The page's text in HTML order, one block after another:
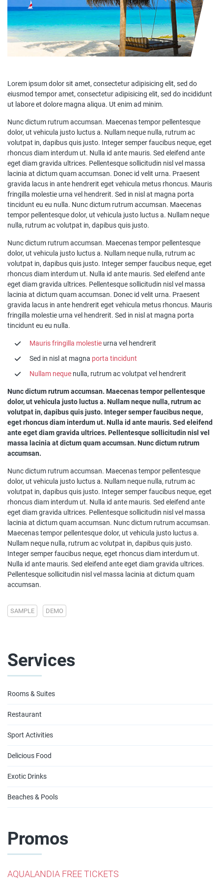
Lorem ipsum dolor sit amet, consectetur adipisicing elit, sed do
eiusmod tempor amet, consectetur adipisicing elit, sed do incididunt
ut labore et dolore magna aliqua. Ut enim ad minim.
Nunc dictum rutrum accumsan. Maecenas tempor pellentesque
dolor, ut vehicula justo luctus a. Nullam neque nulla, rutrum ac
volutpat in, dapibus quis justo. Integer semper faucibus neque, eget
rhoncus diam interdum ut. Nulla id ante mauris. Sed eleifend ante
eget diam gravida ultrices. Pellentesque sollicitudin nisl vel massa
lacinia at dictum quam accumsan. Donec id velit urna. Praesent
gravida lacus in ante hendrerit eget vehicula metus rhoncus. Mauris
fringilla molestie urna vel hendrerit. Sed in nisl at magna porta
tincidunt eu eu nulla. Nunc dictum rutrum accumsan. Maecenas
tempor pellentesque dolor, ut vehicula justo luctus a. Nullam neque
nulla, rutrum ac volutpat in, dapibus quis justo.
Nunc dictum rutrum accumsan. Maecenas tempor pellentesque
dolor, ut vehicula justo luctus a. Nullam neque nulla, rutrum ac
volutpat in, dapibus quis justo. Integer semper faucibus neque, eget
rhoncus diam interdum ut. Nulla id ante mauris. Sed eleifend ante
eget diam gravida ultrices. Pellentesque sollicitudin nisl vel massa
lacinia at dictum quam accumsan. Donec id velit urna. Praesent
gravida lacus in ante hendrerit eget vehicula metus rhoncus. Mauris
fringilla molestie urna vel hendrerit. Sed in nisl at magna porta
tincidunt eu eu nulla.
Mauris fringilla molestie urna vel hendrerit
Sed in nisl at magna porta tincidunt
Nullam neque nulla, rutrum ac volutpat vel hendrerit
Nunc dictum rutrum accumsan. Maecenas tempor pellentesque
dolor, ut vehicula justo luctus a. Nullam neque nulla, rutrum ac
volutpat in, dapibus quis justo. Integer semper faucibus neque,
eget rhoncus diam interdum ut. Nulla id ante mauris. Sed eleifend
ante eget diam gravida ultrices. Pellentesque sollicitudin nisl vel
massa lacinia at dictum quam accumsan. Nunc dictum rutrum
accumsan.
Nunc dictum rutrum accumsan. Maecenas tempor pellentesque
dolor, ut vehicula justo luctus a. Nullam neque nulla, rutrum ac
volutpat in, dapibus quis justo. Integer semper faucibus neque, eget
rhoncus diam interdum ut. Nulla id ante mauris. Sed eleifend ante
eget diam gravida ultrices. Pellentesque sollicitudin nisl vel massa
lacinia at dictum quam accumsan. Nunc dictum rutrum accumsan.
Maecenas tempor pellentesque dolor, ut vehicula justo luctus a.
Nullam neque nulla, rutrum ac volutpat in, dapibus quis justo.
Integer semper faucibus neque, eget rhoncus diam interdum ut.
Nulla id ante mauris. Sed eleifend ante eget diam gravida ultrices.
Pellentesque sollicitudin nisl vel massa lacinia at dictum quam
accumsan.
SAMPLE DEMO
Services
Rooms & Suites
Restaurant
Sport Activities
Delicious Food
Exotic Drinks
Beaches & Pools
Promos
AQUALANDIA FREE TICKETS